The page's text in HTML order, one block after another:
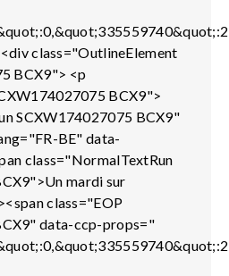
class="OutlineElement
BCX9"> <p
BCX9">
SCXW174027075 BCX9"
BE" data-
class="NormalTextRun
mardi sur
class="EOP
data-ccp-props="